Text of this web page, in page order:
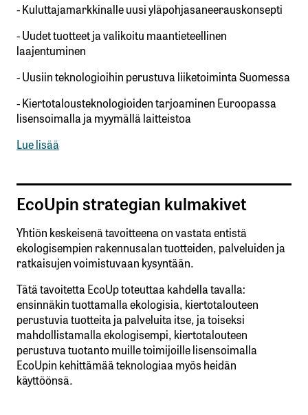
- Kuluttajamarkkinalle uusi yläpohjasaneerauskonsepti
- Uudet tuotteet ja valikoitu maantieteellinen
laajentuminen
- Uusiin teknologioihin perustuva liiketoiminta Suomessa
- Kiertotalousteknologioiden tarjoaminen Euroopassa
lisensoimalla ja myymällä laitteistoa
Lue lisää
EcoUpin strategian kulmakivet
Yhtiön keskeisenä tavoitteena on vastata entistä
ekologisempien rakennusalan tuotteiden, palveluiden ja
ratkaisujen voimistuvaan kysyntään.
Tätä tavoitetta EcoUp toteuttaa kahdella tavalla:
ensinnäkin tuottamalla ekologisia, kiertotalouteen
perustuvia tuotteita ja palveluita itse, ja toiseksi
mahdollistamalla ekologisempi, kiertotalouteen
perustuva tuotanto muille toimijoille lisensoimalla
EcoUpin kehittämää teknologiaa myös heidän
käyttöönsä.